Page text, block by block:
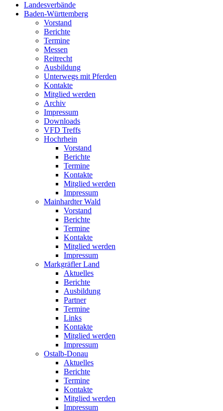
Landesverbände
Baden-Württemberg
Vorstand
Berichte
Termine
Messen
Reitrecht
Ausbildung
Unterwegs mit Pferden
Kontakte
Mitglied werden
Archiv
Impressum
Downloads
VFD Treffs
Hochrhein
Vorstand
Berichte
Termine
Kontakte
Mitglied werden
Impressum
Mainhardter Wald
Vorstand
Berichte
Termine
Kontakte
Mitglied werden
Impressum
Markgräfler Land
Aktuelles
Berichte
Ausbildung
Partner
Termine
Links
Kontakte
Mitglied werden
Impressum
Ostalb-Donau
Aktuelles
Berichte
Termine
Kontakte
Mitglied werden
Impressum